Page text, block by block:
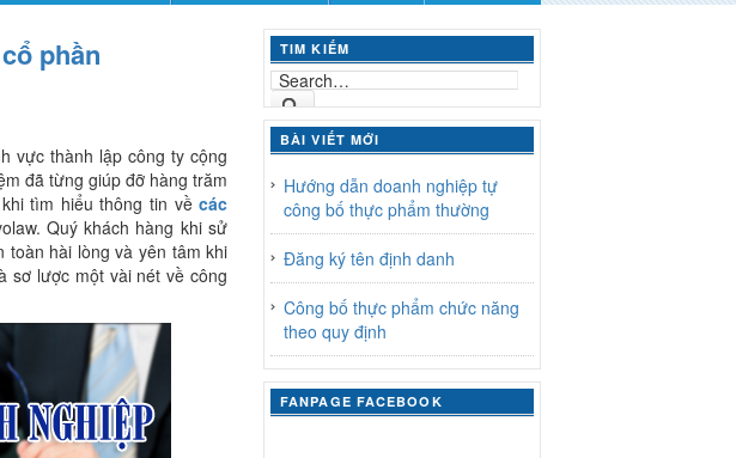
phần
vực thành lập công ty cộng
đã từng giúp đỡ hàng trăm
tìm hiểu thông tin vềcác
Quý khách hàng khi sử
toàn hài lòng và yên tâm khi
sơ lược một vài nét về công
TIM KIẾM
BÀI VIẾT MỚI
Hướng dẫn doanh nghiệp tự
công bố thực phẩm thường
Đăng ký tên định danh
Công bố thực phẩm chức năng
theo quy định
FANPAGE FACEBOOK